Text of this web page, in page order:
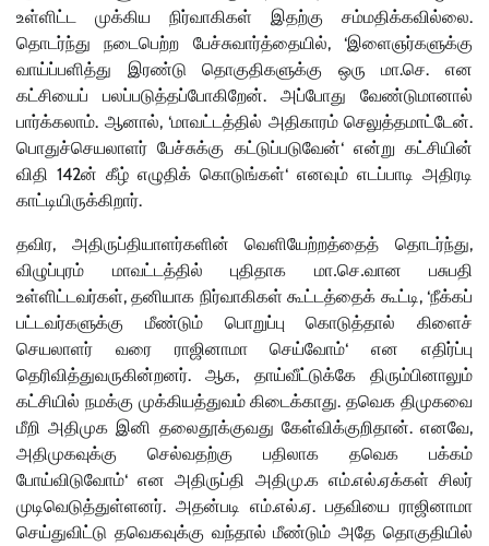
உள்ளிட்ட
முக்கிய நிர்வாகிகள் இதற்கு சம்மதிக்கவில்லை.
தொடர்ந்து நடைபெற்ற பேச்சுவார்த்தையில், ‘இளைஞர்களுக்கு
வாய்ப்பளித்து
இரண்டு தொகுதிகளுக்கு ஒரு மா.செ.என
கட்சியைப்
பலப்படுத்தப்போகிறேன். அப்போது
வேண்டுமானால்
பார்க்கலாம். ஆனால், ‘மாவட்டத்தில் அதிகாரம் செலுத்தமாட்டேன்.
பொதுச்செயலாளர் பேச்சுக்கு கட்டுப்படுவேன்‘ என்று கட்சியின்
விதி 142ன் கீழ் எழுதிக் கொடுங்கள்‘ எனவும் எடப்பாடி அதிரடி
காட்டியிருக்கிறார்.
தவிர, அதிருப்தியாளர்களின் வெளியேற்றத்தைத் தொடர்ந்து,
விழுப்புரம் மாவட்டத்தில் புதிதாக மா.செ.வான
பசுபதி
உள்ளிட்டவர்கள்,தனியாக நிர்வாகிகள் கூட்டத்தைக் கூட்டி, ‘நீக்கப்
பட்டவர்களுக்கு
மீண்டும் பொறுப்பு கொடுத்தால்
கிளைச்
செயலாளர்
வரை ராஜினாமா செய்வோம்‘என
எதிர்ப்பு
தெரிவித்துவருகின்றனர்.ஆக, தாய்வீட்டுக்கே
திரும்பினாலும்
கட்சியில் நமக்கு முக்கியத்துவம் கிடைக்காது.தவெக திமுகவை
மீறி அதிமுக இனி தலைதூக்குவது கேள்விக்குறிதான்.எனவே,
அதிமுகவுக்கு செல்வதற்கு பதிலாக தவெக
பக்கம்
போய்விடுவோம்‘என அதிருப்தி அதிமு.க எம்.எல்.ஏக்கள் சிலர்
முடிவெடுத்துள்ளனர். அதன்படி எம்.எல்.ஏ. பதவியை ராஜினாமா
செய்துவிட்டு தவெகவுக்கு வந்தால் மீண்டும் அதே தொகுதியில்